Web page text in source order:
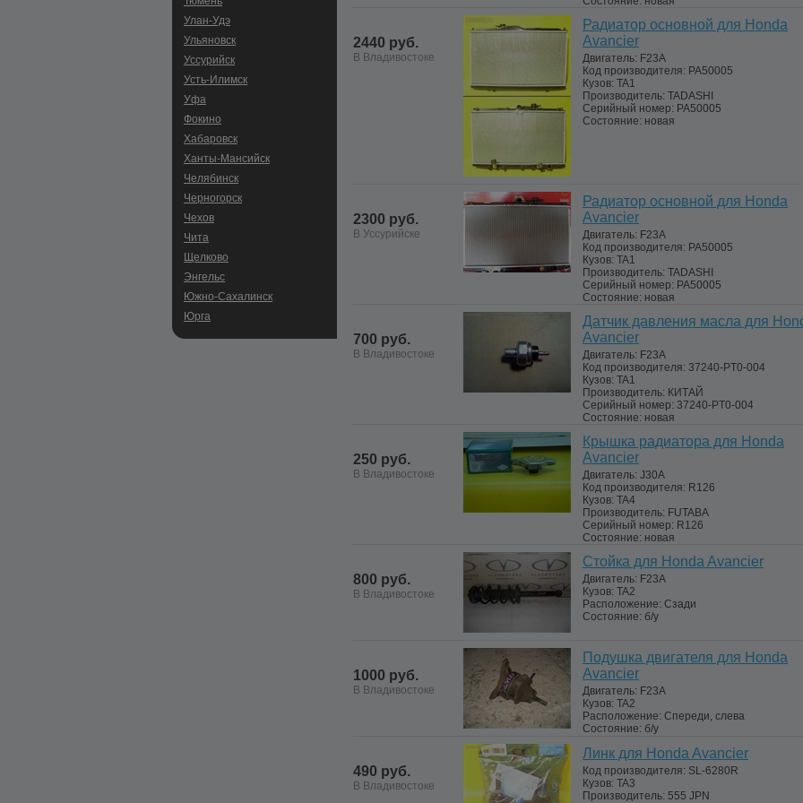
Улан-Удэ
Ульяновск
Уссурийск
Усть-Илимск
Уфа
Фокино
Хабаровск
Ханты-Мансийск
Челябинск
Черногорск
Чехов
Чита
Щелково
Энгельс
Южно-Сахалинск
Юрга
2440 руб.
В Владивостоке
Радиатор основной для Honda
Avancier
Двигатель: F23A
Код производителя: PA50005
Кузов: TA1
Производитель: TADASHI
Серийный номер: PA50005
Состояние: новая
2300 руб.
В Уссурийске
Радиатор основной для Honda
Avancier
Двигатель: F23A
Код производителя: PA50005
Кузов: TA1
Производитель: TADASHI
Серийный номер: PA50005
Состояние: новая
700 руб.
В Владивостоке
Датчик давления масла для
Avancier
Двигатель: F23A
Код производителя: 37240-PT0-004
Кузов: TA1
Производитель: КИТАЙ
Серийный номер: 37240-PT0-004
Состояние: новая
250 руб.
В Владивостоке
Крышка радиатора для Honda
Avancier
Двигатель: J30A
Код производителя: R126
Кузов: TA4
Производитель: FUTABA
Серийный номер: R126
Состояние: новая
800 руб.
В Владивостоке
Стойка для Honda Avancier
Двигатель: F23A
Кузов: TA2
Расположение: Сзади
Состояние: б/у
1000 руб.
В Владивостоке
Подушка двигателя для Honda
Avancier
Двигатель: F23A
Кузов: TA2
Расположение: Спереди, слева
Состояние: б/у
490 руб.
В Владивостоке
Линк для Honda Avancier
Код производителя: SL-6280R
Кузов: TA3
Производитель: 555 JPN